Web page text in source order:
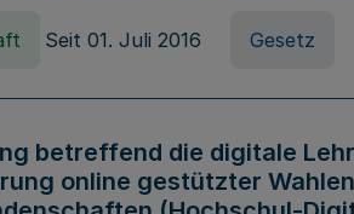
Seit 01. Juli 2016 Gesetz
betreffend die digitale
online gestützter